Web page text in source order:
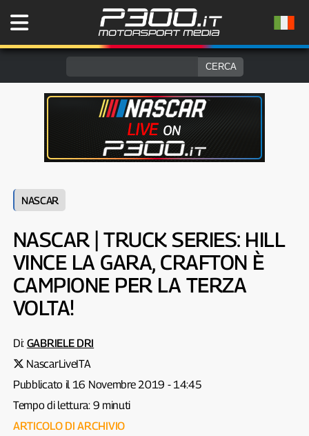
NASCAR
NASCAR | TRUCK SERIES: HILL
VINCE LA GARA, CRAFTON È
CAMPIONE PER LA TERZA
VOLTA!
Di: GABRIELE DRI
NascarLiveITA
Pubblicato il 16 Novembre 2019 - 14:45
Tempo di lettura: 9 minuti
ARTICOLO DI ARCHIVIO